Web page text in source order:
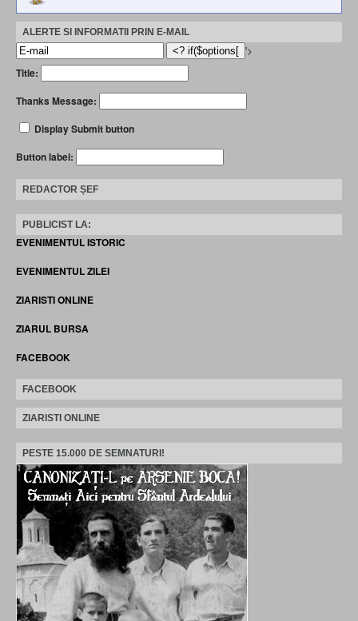
ALERTE SI INFORMATII PRIN E-MAIL
'>
Title:
Thanks Message:
Display Submit button
Button label:
REDACTOR ȘEF
PUBLICIST LA:
EVENIMENTUL ISTORIC
EVENIMENTUL ZILEI
ZIARISTI ONLINE
ZIARUL BURSA
FACEBOOK
FACEBOOK
ZIARISTI ONLINE
PESTE 15.000 DE SEMNATURI!